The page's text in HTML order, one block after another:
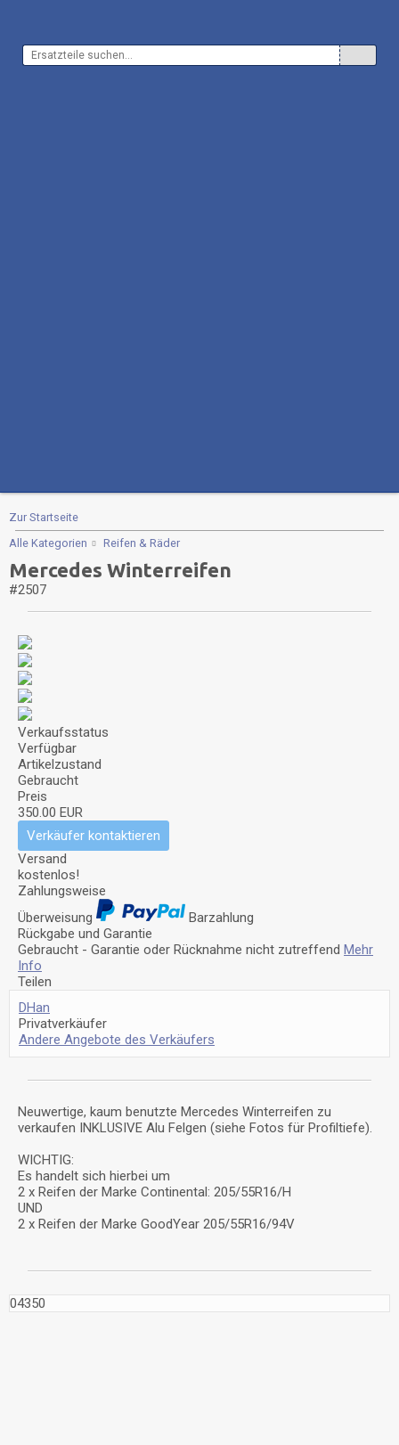
Zur Startseite
Alle Kategorien
Reifen & Räder
Mercedes Winterreifen
#2507
Verkaufsstatus
Verfügbar
Artikelzustand
Gebraucht
Preis
350.00 EUR
Verkäufer kontaktieren
Versand
kostenlos!
Zahlungsweise
Überweisung
Barzahlung
Rückgabe und Garantie
Gebraucht - Garantie oder Rücknahme nicht zutreffend Mehr
Info
Teilen
DHan
Privatverkäufer
Andere Angebote des Verkäufers
Neuwertige, kaum benutzte Mercedes Winterreifen zu
verkaufen INKLUSIVE Alu Felgen (siehe Fotos für Profiltiefe).
WICHTIG:
Es handelt sich hierbei um
2 x Reifen der Marke Continental: 205/55R16/H
UND
2 x Reifen der Marke GoodYear 205/55R16/94V
04350